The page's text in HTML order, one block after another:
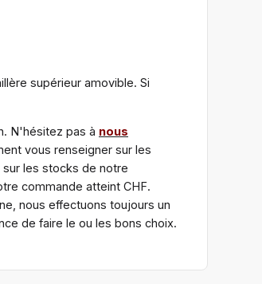
supérieur amovible. Si
N'hésitez pas à nous
vous renseigner sur les
les stocks de notre
commande atteint CHF.
nous effectuons toujours un
de faire le ou les bons choix.